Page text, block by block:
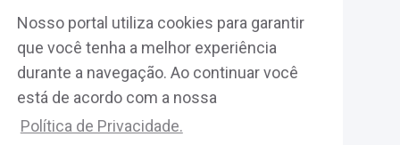
Nosso portal utiliza cookies para garantir
que você tenha a melhor experiência
durante a navegação. Ao continuar você
está de acordo com a nossa
Política de Privacidade.
Associe-se
Fazer Login